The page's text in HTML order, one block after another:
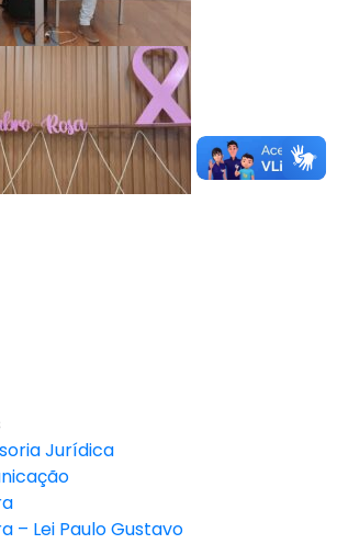
Jurídica
– Lei Paulo Gustavo